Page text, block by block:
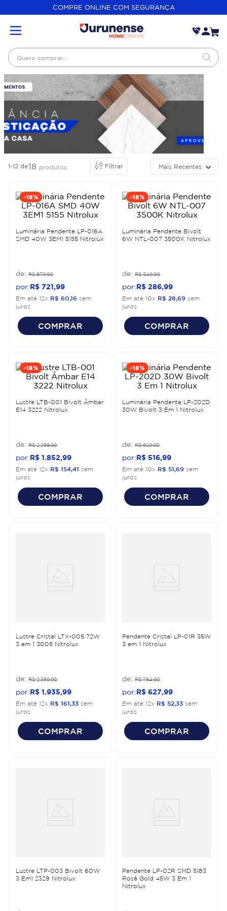
COMPRE ONLINE COM SEGURANÇA
Quero comprar...
1-12 de18 produtos Filtrar Mais Recentes
-18%
Luminária Pendente LP-016A
SMD 40W 3EM1 5155 Nitrolux
R$ 879,90
R$ 721 99
Em até 12x R$ 60 16 sem
juros
COMPRAR
-18%
Luminária Pendente Bivolt
6W NTL-007 3500K Nitrolux
R$ 349,90
R$ 286 99
Em até 10x R$ 28 69 sem
juros
COMPRAR
-18%
Lustre LTB-001 Bivolt Âmbar
E14 3222 Nitrolux
R$ 2.258,90
R$ 1 852 99
Em até 12x R$ 154 41 sem
juros
COMPRAR
-18%
Luminária Pendente LP-202D
30W Bivolt 3 Em 1 Nitrolux
R$ 629,90
R$ 516 99
Em até 10x R$ 51 69 sem
juros
COMPRAR
Lustre Cristal LTX-005 72W
3 em 1 3005 Nitrolux
R$ 2.359,90
R$ 1 935 99
Em até 12x R$ 161 33 sem
juros
COMPRAR
Pendente Cristal LP-01R 35W
3 em 1 Nitrolux
R$ 764,90
R$ 627 99
Em até 12x R$ 52 33 sem
juros
COMPRAR
Lustre LTP-003 Bivolt 60W
3 Em1 2329 Nitrolux
Pendente LP-02R SMD 5183
Rosê Gold 45W 3 Em 1
Nitrolux